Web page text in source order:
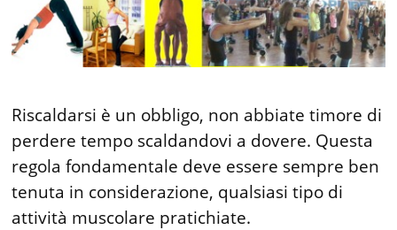
Riscaldarsi è un obbligo, non abbiate timore di
perdere tempo scaldandovi a dovere. Questa
regola fondamentale deve essere sempre ben
tenuta in considerazione, qualsiasi tipo di
attività muscolare pratichiate.